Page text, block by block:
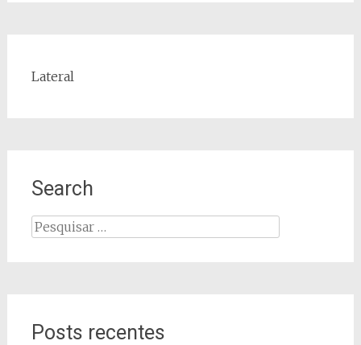
Lateral
Search
Pesquisar
por:
Posts recentes